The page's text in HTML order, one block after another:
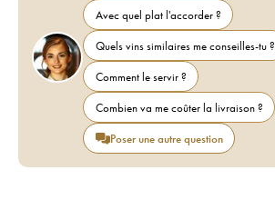
Avec quel plat l'accorder ?
Quels vins similaires me conseilles-tu ?
Comment le servir ?
Combien va me coûter la livraison ?
Poser une autre question